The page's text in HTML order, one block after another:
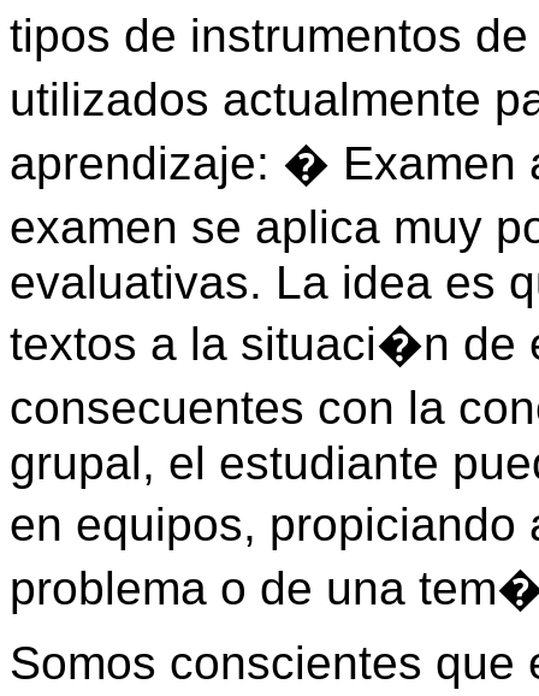
tipos de instrumentos
utilizados actualmente
aprendizaje: � Examen
examen se aplica muy
evaluativas. La idea es
textos a la situaci�n de
consecuentes con la
grupal, el estudiante
en equipos,
problema o de una
Somos conscientes que